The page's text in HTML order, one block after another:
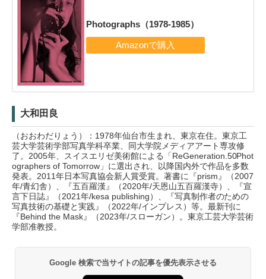
Photographs（1978-1985）
大和田良
（おおわだりょう）：1978年仙台市生まれ、東京在住。東京工
芸大学芸術学部写真学科卒業、同大学院メディアアート専攻修
了。2005年、スイスエリゼ美術館による「ReGeneration.50Phot
ographers of Tomorrow」に選出され、以降国内外で作品を多数
発表。2011年日本写真協会新人賞受賞。著書に『prism』（2007
年/青幻舎）、『五百羅漢』（2020年/天恩山五百羅漢寺）、『宣
言下日誌』（2021年/kesa publishing）、『写真制作者のための
写真技術の基礎と実践』（2022年/インプレス）等。最新刊に
『Behind the Mask』（2023年/スローガン）。東京工芸大学芸術
学部准教授。
Google 検索で当サイトの記事を優先表示させる